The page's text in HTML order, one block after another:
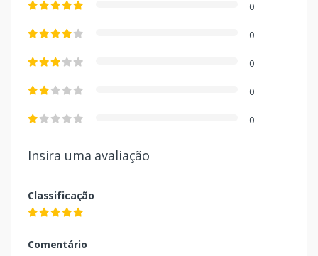
0
0
0
0
0
Insira uma avaliação
Classificação
Comentário